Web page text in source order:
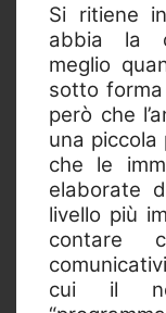
Si ritiene
abbia la
meglio
sotto
però che
una piccola
che le
elaborate
livello più
contare
cui il